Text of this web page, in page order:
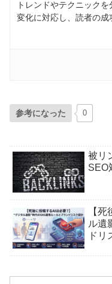
トレンドやテクニック
変化に対応し、読者の
参考になった 0
被リ
SEO
【
ル遺
ドリ